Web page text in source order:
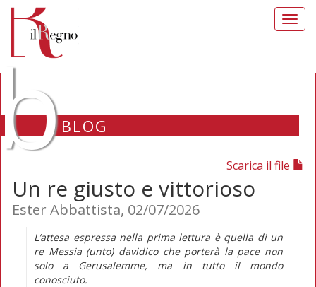
BLOG
Scarica il file
Un re giusto e vittorioso
Ester Abbattista, 02/07/2026
L’attesa espressa nella prima lettura è quella di un
re Messia (unto) davidico che porterà la pace non
solo a Gerusalemme, ma in tutto il mondo
conosciuto.